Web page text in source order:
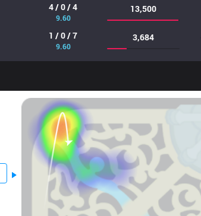
4 / 0 / 4
9.60
13,500
1 / 0 / 7
9.60
3,684